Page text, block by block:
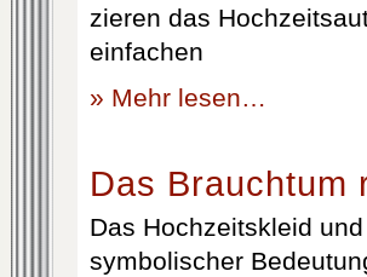
zieren das
einfachen
» Mehr lesen…
Das Brauchtum
Das Hochzeitskleid
symbolischer